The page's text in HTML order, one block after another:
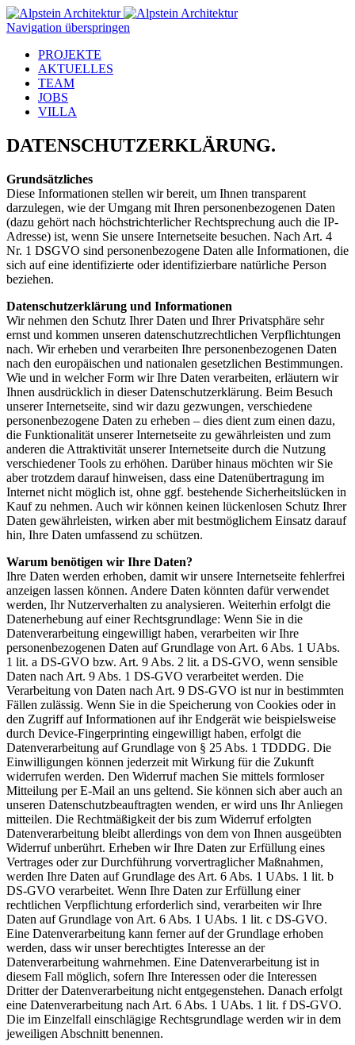
Navigation überspringen
PROJEKTE
AKTUELLES
TEAM
JOBS
VILLA
DATENSCHUTZERKLÄRUNG.
Grundsätzliches
Diese Informationen stellen wir bereit, um Ihnen transparent
darzulegen, wie der Umgang mit Ihren personenbezogenen Daten
(dazu gehört nach höchstrichterlicher Rechtsprechung auch die IP-
Adresse) ist, wenn Sie unsere Internetseite besuchen. Nach Art. 4
Nr. 1 DSGVO sind personenbezogene Daten alle Informationen, die
sich auf eine identifizierte oder identifizierbare natürliche Person
beziehen.
Datenschutzerklärung und Informationen
Wir nehmen den Schutz Ihrer Daten und Ihrer Privatsphäre sehr
ernst und kommen unseren datenschutzrechtlichen Verpflichtungen
nach. Wir erheben und verarbeiten Ihre personenbezogenen Daten
nach den europäischen und nationalen gesetzlichen Bestimmungen.
Wie und in welcher Form wir Ihre Daten verarbeiten, erläutern wir
Ihnen ausdrücklich in dieser Datenschutzerklärung. Beim Besuch
unserer Internetseite, sind wir dazu gezwungen, verschiedene
personenbezogene Daten zu erheben – dies dient zum einen dazu,
die Funktionalität unserer Internetseite zu gewährleisten und zum
anderen die Attraktivität unserer Internetseite durch die Nutzung
verschiedener Tools zu erhöhen. Darüber hinaus möchten wir Sie
aber trotzdem darauf hinweisen, dass eine Datenübertragung im
Internet nicht möglich ist, ohne ggf. bestehende Sicherheitslücken in
Kauf zu nehmen. Auch wir können keinen lückenlosen Schutz Ihrer
Daten gewährleisten, wirken aber mit bestmöglichem Einsatz darauf
hin, Ihre Daten umfassend zu schützen.
Warum benötigen wir Ihre Daten?
Ihre Daten werden erhoben, damit wir unsere Internetseite fehlerfrei
anzeigen lassen können. Andere Daten könnten dafür verwendet
werden, Ihr Nutzerverhalten zu analysieren. Weiterhin erfolgt die
Datenerhebung auf einer Rechtsgrundlage: Wenn Sie in die
Datenverarbeitung eingewilligt haben, verarbeiten wir Ihre
personenbezogenen Daten auf Grundlage von Art. 6 Abs. 1 UAbs.
1 lit. a DS-GVO bzw. Art. 9 Abs. 2 lit. a DS-GVO, wenn sensible
Daten nach Art. 9 Abs. 1 DS-GVO verarbeitet werden. Die
Verarbeitung von Daten nach Art. 9 DS-GVO ist nur in bestimmten
Fällen zulässig. Wenn Sie in die Speicherung von Cookies oder in
den Zugriff auf Informationen auf ihr Endgerät wie beispielsweise
durch Device-Fingerprinting eingewilligt haben, erfolgt die
Datenverarbeitung auf Grundlage von § 25 Abs. 1 TDDDG. Die
Einwilligungen können jederzeit mit Wirkung für die Zukunft
widerrufen werden. Den Widerruf machen Sie mittels formloser
Mitteilung per E-Mail an uns geltend. Sie können sich aber auch an
unseren Datenschutzbeauftragten wenden, er wird uns Ihr Anliegen
mitteilen. Die Rechtmäßigkeit der bis zum Widerruf erfolgten
Datenverarbeitung bleibt allerdings von dem von Ihnen ausgeübten
Widerruf unberührt. Erheben wir Ihre Daten zur Erfüllung eines
Vertrages oder zur Durchführung vorvertraglicher Maßnahmen,
werden Ihre Daten auf Grundlage des Art. 6 Abs. 1 UAbs. 1 lit. b
DS-GVO verarbeitet. Wenn Ihre Daten zur Erfüllung einer
rechtlichen Verpflichtung erforderlich sind, verarbeiten wir Ihre
Daten auf Grundlage von Art. 6 Abs. 1 UAbs. 1 lit. c DS-GVO.
Eine Datenverarbeitung kann ferner auf der Grundlage erhoben
werden, dass wir unser berechtigtes Interesse an der
Datenverarbeitung wahrnehmen. Eine Datenverarbeitung ist in
diesem Fall möglich, sofern Ihre Interessen oder die Interessen
Dritter der Datenverarbeitung nicht entgegenstehen. Danach erfolgt
eine Datenverarbeitung nach Art. 6 Abs. 1 UAbs. 1 lit. f DS-GVO.
Die im Einzelfall einschlägige Rechtsgrundlage werden wir in dem
jeweiligen Abschnitt benennen.